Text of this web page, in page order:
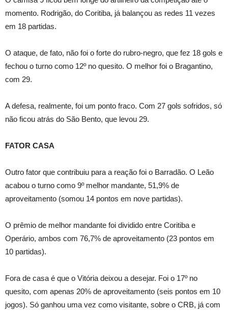
momento. Rodrigão, do Coritiba, já balançou as redes 11 vezes
em 18 partidas.
O ataque, de fato, não foi o forte do rubro-negro, que fez 18 gols e
fechou o turno como 12º no quesito. O melhor foi o Bragantino,
com 29.
A defesa, realmente, foi um ponto fraco. Com 27 gols sofridos, só
não ficou atrás do São Bento, que levou 29.
FATOR CASA
Outro fator que contribuiu para a reação foi o Barradão. O Leão
acabou o turno como 9º melhor mandante, 51,9% de
aproveitamento (somou 14 pontos em nove partidas).
O prêmio de melhor mandante foi dividido entre Coritiba e
Operário, ambos com 76,7% de aproveitamento (23 pontos em
10 partidas).
Fora de casa é que o Vitória deixou a desejar. Foi o 17º no
quesito, com apenas 20% de aproveitamento (seis pontos em 10
jogos). Só ganhou uma vez como visitante, sobre o CRB, já com